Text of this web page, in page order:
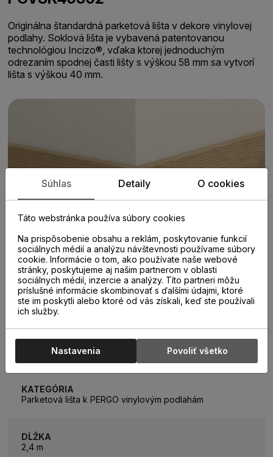
Originálna štandardná parketová lišta v dekore vinylovej
podlahy. Soklová lišta je vybavená patentovanou
technológiou Incizo®, vďaka ktorej jednoduchým
odrezaním spodnej časti lišty s výškou 58 mm sa vytvorí
lišta s výškou 40 mm.
PARAMETRE
KATEGÓRIA
Parketová lišta k PERGO vinylovým podlahám
DĹŽKA
2,4 m
Súhlas Detaily O cookies
Táto webstránka používa súbory cookies
Na prispôsobenie obsahu a reklám, poskytovanie funkcií
sociálnych médií a analýzu návštevnosti používame súbory
cookie. Informácie o tom, ako používate naše webové
stránky, poskytujeme aj našim partnerom v oblasti
sociálnych médií, inzercie a analýzy. Títo partneri môžu
príslušné informácie skombinovať s ďalšími údajmi, ktoré
ste im poskytli alebo ktoré od vás získali, keď ste používali
ich služby.
Nastavenia Povoliť všetko